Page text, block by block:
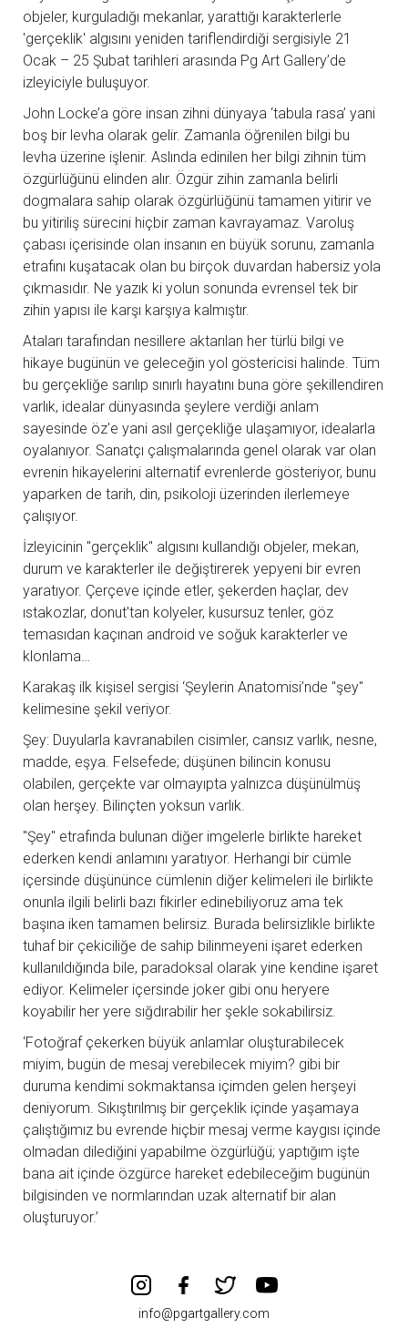
objeler, kurguladığı mekanlar, yarattığı karakterlerle
'gerçeklik' algısını yeniden tariflendirdiği sergisiyle 21
Ocak – 25 Şubat tarihleri arasında Pg Art Gallery’de
izleyiciyle buluşuyor.
John Locke’a göre insan zihni dünyaya ‘tabula rasa’ yani
boş bir levha olarak gelir. Zamanla öğrenilen bilgi bu
levha üzerine işlenir. Aslında edinilen her bilgi zihnin tüm
özgürlüğünü elinden alır. Özgür zihin zamanla belirli
dogmalara sahip olarak özgürlüğünü tamamen yitirir ve
bu yitiriliş sürecini hiçbir zaman kavrayamaz. Varoluş
çabası içerisinde olan insanın en büyük sorunu, zamanla
etrafını kuşatacak olan bu birçok duvardan habersiz yola
çıkmasıdır. Ne yazık ki yolun sonunda evrensel tek bir
zihin yapısı ile karşı karşıya kalmıştır.
Ataları tarafından nesillere aktarılan her türlü bilgi ve
hikaye bugünün ve geleceğin yol göstericisi halinde. Tüm
bu gerçekliğe sarılıp sınırlı hayatını buna göre şekillendiren
varlık, idealar dünyasında şeylere verdiği anlam
sayesinde öz'e yani asıl gerçekliğe ulaşamıyor, idealarla
oyalanıyor. Sanatçı çalışmalarında genel olarak var olan
evrenin hikayelerini alternatif evrenlerde gösteriyor, bunu
yaparken de tarih, din, psikoloji üzerinden ilerlemeye
çalışıyor.
İzleyicinin ''gerçeklik'' algısını kullandığı objeler, mekan,
durum ve karakterler ile değiştirerek yepyeni bir evren
yaratıyor. Çerçeve içinde etler, şekerden haçlar, dev
ıstakozlar, donut'tan kolyeler, kusursuz tenler, göz
temasıdan kaçınan android ve soğuk karakterler ve
klonlama…
Karakaş ilk kişisel sergisi ‘Şeylerin Anatomisi’nde "şey"
kelimesine şekil veriyor.
Şey: Duyularla kavranabilen cisimler, cansız varlık, nesne,
madde, eşya. Felsefede; düşünen bilincin konusu
olabilen, gerçekte var olmayıpta yalnızca düşünülmüş
olan herşey. Bilinçten yoksun varlık.
"Şey" etrafında bulunan diğer imgelerle birlikte hareket
ederken kendi anlamını yaratıyor. Herhangi bir cümle
içersinde düşününce cümlenin diğer kelimeleri ile birlikte
onunla ilgili belirli bazı fikirler edinebiliyoruz ama tek
başına iken tamamen belirsiz. Burada belirsizlikle birlikte
tuhaf bir çekiciliğe de sahip bilinmeyeni işaret ederken
kullanıldığında bile, paradoksal olarak yine kendine işaret
ediyor. Kelimeler içersinde joker gibi onu heryere
koyabilir her yere sığdırabilir her şekle sokabilirsiz.
‘Fotoğraf çekerken büyük anlamlar oluşturabilecek
miyim, bugün de mesaj verebilecek miyim? gibi bir
duruma kendimi sokmaktansa içimden gelen herşeyi
deniyorum. Sıkıştırılmış bir gerçeklik içinde yaşamaya
çalıştığımız bu evrende hiçbir mesaj verme kaygısı içinde
olmadan dilediğini yapabilme özgürlüğü; yaptığım işte
bana ait içinde özgürce hareket edebileceğim bugünün
bilgisinden ve normlarından uzak alternatif bir alan
oluşturuyor.’
info@pgartgallery.com